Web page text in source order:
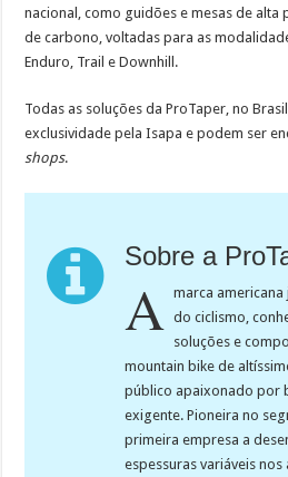
nacional, como guidões e mesas de alta
de carbono, voltadas para as
Enduro, Trail e Downhill.
Todas as soluções da ProTaper, no
exclusividade pela Isapa e podem ser
shops.
Sobre a
A marca
do ciclismo,
soluções e
mountain bike de
público apaixonado por
exigente. Pioneira no
primeira empresa a
espessuras variáveis